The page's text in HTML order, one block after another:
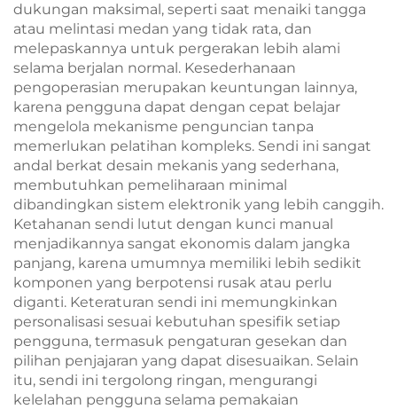
dukungan maksimal, seperti saat menaiki tangga
atau melintasi medan yang tidak rata, dan
melepaskannya untuk pergerakan lebih alami
selama berjalan normal. Kesederhanaan
pengoperasian merupakan keuntungan lainnya,
karena pengguna dapat dengan cepat belajar
mengelola mekanisme penguncian tanpa
memerlukan pelatihan kompleks. Sendi ini sangat
andal berkat desain mekanis yang sederhana,
membutuhkan pemeliharaan minimal
dibandingkan sistem elektronik yang lebih canggih.
Ketahanan sendi lutut dengan kunci manual
menjadikannya sangat ekonomis dalam jangka
panjang, karena umumnya memiliki lebih sedikit
komponen yang berpotensi rusak atau perlu
diganti. Keteraturan sendi ini memungkinkan
personalisasi sesuai kebutuhan spesifik setiap
pengguna, termasuk pengaturan gesekan dan
pilihan penjajaran yang dapat disesuaikan. Selain
itu, sendi ini tergolong ringan, mengurangi
kelelahan pengguna selama pemakaian